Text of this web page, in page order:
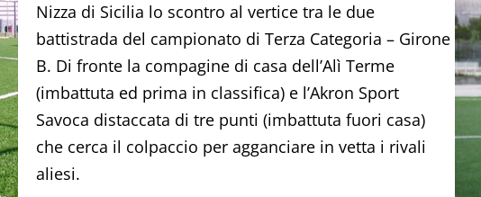
Nizza di Sicilia lo scontro al vertice tra le due
battistrada del campionato di Terza Categoria – Girone
B. Di fronte la compagine di casa dell’Alì Terme
(imbattuta ed prima in classifica) e l’Akron Sport
Savoca distaccata di tre punti (imbattuta fuori casa)
che cerca il colpaccio per agganciare in vetta i rivali
aliesi.